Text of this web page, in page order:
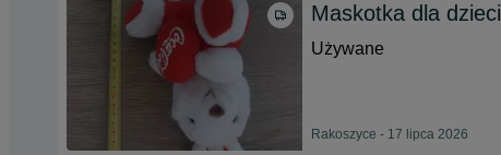
Maskotka dla dzieci
Używane
Rakoszyce - 17 lipca 2026